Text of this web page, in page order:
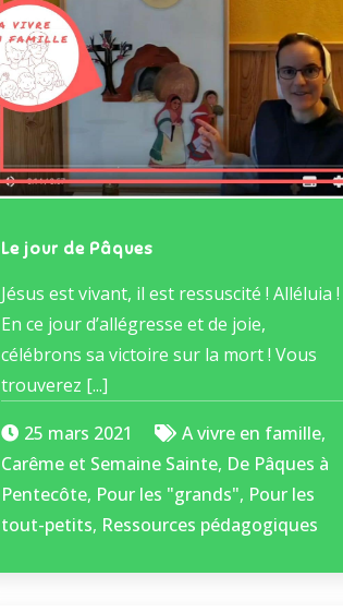
Le jour de Pâques
Jésus est vivant, il est ressuscité ! Alléluia !
En ce jour d’allégresse et de joie,
célébrons sa victoire sur la mort ! Vous
trouverez [...]
25 mars 2021
A vivre en famille,
Carême et Semaine Sainte, De Pâques à
Pentecôte, Pour les "grands", Pour les
tout-petits, Ressources pédagogiques